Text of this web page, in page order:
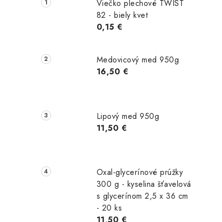
p
e
Viečko plechové TWIST
82 - biely kvet
0,15 €
Medovicový med 950g
16,50 €
Lipový med 950g
11,50 €
Oxal-glycerínové prúžky
300 g - kyselina šťavelová
s glycerínom 2,5 x 36 cm
- 20 ks